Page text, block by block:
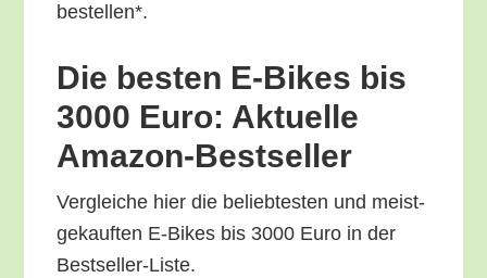
bestellen*.
Die bes­ten E‑Bikes bis
3000 Euro: Aktu­el­le
Amazon-Bestseller
Ver­glei­che hier die belieb­tes­ten und meist­
ge­kauf­ten E‑Bikes bis 3000 Euro in der
Bestseller-Liste.